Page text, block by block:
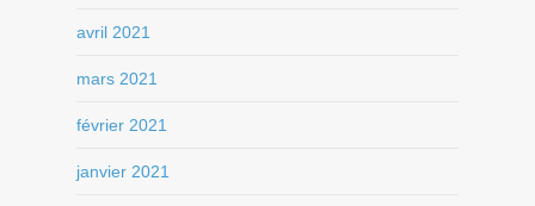
avril 2021
mars 2021
février 2021
janvier 2021